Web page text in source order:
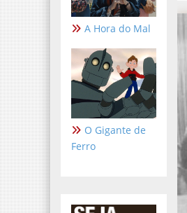
A Hora do Mal
O Gigante de
Ferro